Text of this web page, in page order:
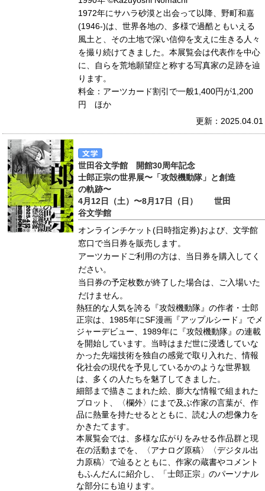
1972年にサハラ砂漠と出会って以降、野町和嘉
(1946-)は、世界各地の、多様で過酷ともいえる
風土と、その土地で深い信仰を支えに生きる人々
を撮り続けてきました。本展覧会は代表作を中心
に、自らを荒地願望症と称する写真家の足跡を辿
ります。
料金：アーツカード割引で一般1,400円が1,200
円 ほか
更新：2025.04.01
世田谷文学館 開館30周年記念
士郎正宗の世界展〜「攻殻機動隊」と創造
の軌跡〜
4月12日（土）〜8月17日（日） 世田
谷文学館
オンラインチケット(日時指定券)および、文学館
窓口で当日券を販売します。
アーツカードご利用の方は、当日券を購入してく
ださい。
当日券の予定枚数が終了した場合は、ご入場いた
だけません。
熱狂的な人気を誇る『攻殻機動隊』の作者・士郎
正宗は、1985年にSF漫画『アップルシード』でメ
ジャーデビュー、1989年に『攻殻機動隊』の連載
を開始しています。当時はまだ世に浸透していな
かった先端技術を独自の感覚で取り入れた、情報
化社会の現代を予見しているかのような世界観
は、多くの人たちを魅了してきました。
細部まで描きこまれた絵、膨大な情報で組まれた
プロット、〈欄外〉にまで及ぶ作家の言葉が、作
品に熱量を持たせるとともに、読む人の想像力を
かきたてます。
本展覧会では、多様な広がりをみせる作品群と現
在の活動までを、〈アナログ原稿〉〈デジタル出
力原稿〉で辿るとともに、作家の蔵書やコメント
もふんだんに紹介し、「士郎正宗」のパーソナル
な部分にも迫ります。